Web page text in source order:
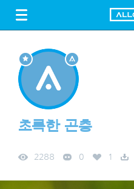
FREE DOWNLOAD
초록한 곤충
2288 0 1